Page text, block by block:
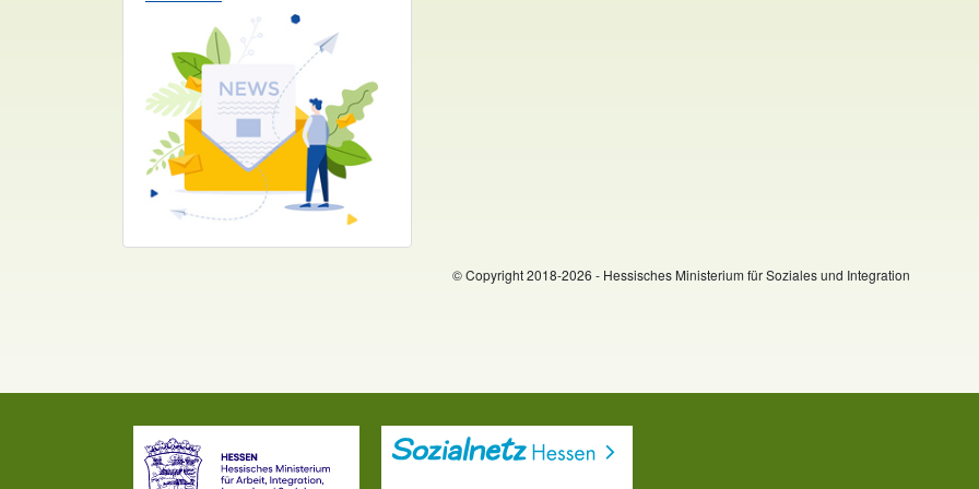
© Copyright 2018-2026 - Hessisches Ministerium für Soziales und Integration